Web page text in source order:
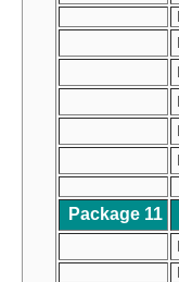
Package 11